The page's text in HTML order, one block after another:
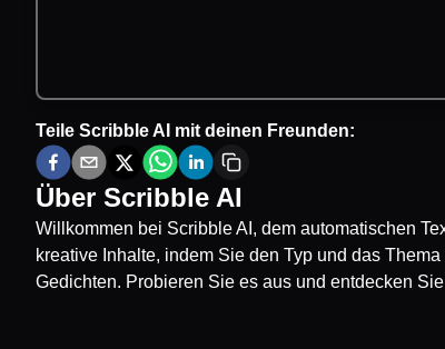
Teile Scribble AI mit deinen Freunden:
Über Scribble AI
Willkommen bei Scribble AI, dem automatischen
kreative Inhalte, indem Sie den Typ und das
Gedichten. Probieren Sie es aus und entdecken